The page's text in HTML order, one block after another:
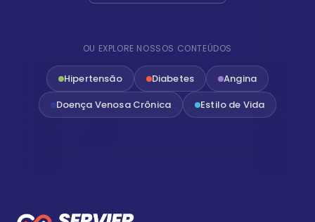
OU EXPLORE NOSSOS CONTEÚDOS
Hipertensão Diabetes
Angina
Doença Venosa Crônica
Estilo de Vida